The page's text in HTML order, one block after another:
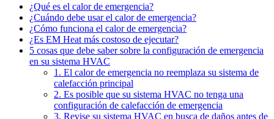
¿Qué es el calor de emergencia?
¿Cuándo debe usar el calor de emergencia?
¿Cómo funciona el calor de emergencia?
¿Es EM Heat más costoso de ejecutar?
5 cosas que debe saber sobre la configuración de emergencia
en su sistema HVAC
1. El calor de emergencia no reemplaza su sistema de
calefacción principal
2. Es posible que su sistema HVAC no tenga una
configuración de calefacción de emergencia
3. Revise su sistema HVAC en busca de daños antes de